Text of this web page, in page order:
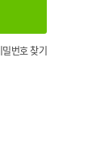
번호 찾기